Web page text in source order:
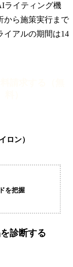
ライティング機
から施策実行まで
イアルの期間は14
ロン）
を把握
診断する